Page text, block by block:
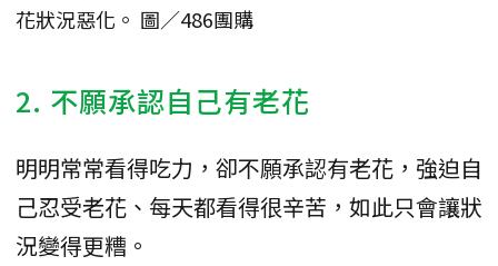
花狀況惡化。 圖／486團購
2. 不願承認自己有老花
明明常常看得吃力，卻不願承認有老花，強迫自
己忍受老花、每天都看得很辛苦，如此只會讓狀
況變得更糟。